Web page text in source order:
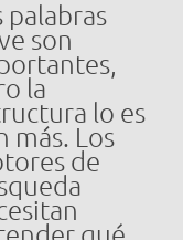
palabras
son
la
lo es
más. Los
de